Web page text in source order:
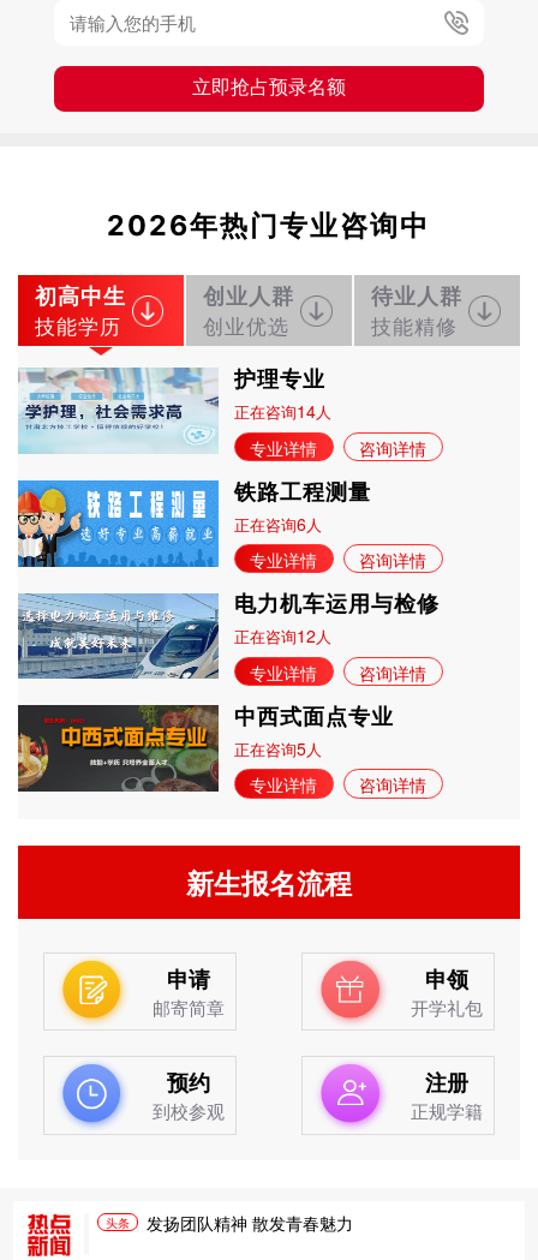

立即抢占预录名额
2026年热门专业咨询中
初高中生
技能学历
创业人群
创业优选
待业人群
技能精修
护理专业
正在咨询14人
专业详情 咨询详情
铁路工程测量
正在咨询6人
专业详情 咨询详情
电力机车运用与检修
正在咨询12人
专业详情 咨询详情
中西式面点专业
正在咨询5人
专业详情 咨询详情
新生报名流程
申请
邮寄简章
申领
开学礼包
预约
到校参观
注册
正规学籍
头条 发扬团队精神 散发青春魅力